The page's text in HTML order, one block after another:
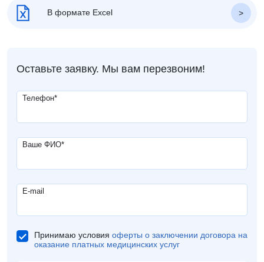
В формате Excel
Оставьте заявку. Мы вам перезвоним!
Телефон*
Ваше ФИО*
E-mail
Принимаю условия оферты о заключении договора на
оказание платных медицинских услуг